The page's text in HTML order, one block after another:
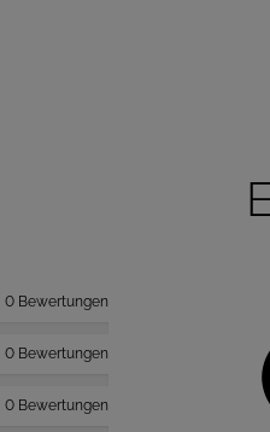
0 Bewertungen
0 Bewertungen
0 Bewertungen